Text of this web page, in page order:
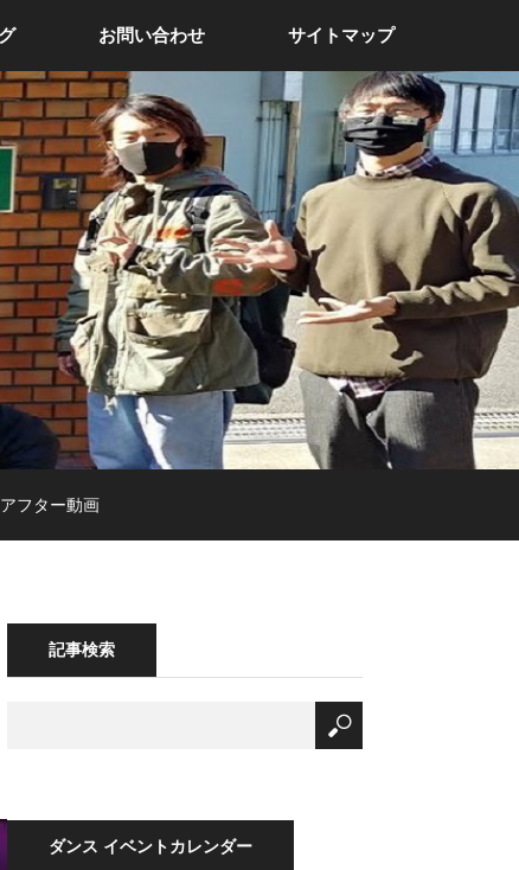
お問い合わせ サイトマップ
フター動画
記事検索
ダンス イベントカレンダー